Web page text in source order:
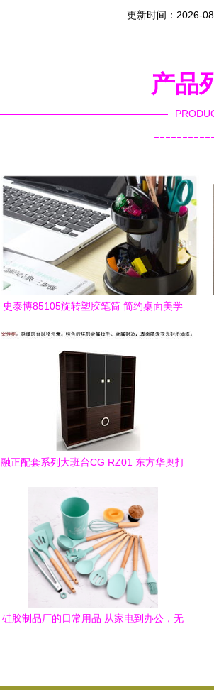
更新时间：2026-
产品
史泰博85105旋转塑胶笔筒 简约桌面美学
融正配套系列大班台CG RZ01 东方华奥打
硅胶制品厂的日常用品 从家电到办公，无